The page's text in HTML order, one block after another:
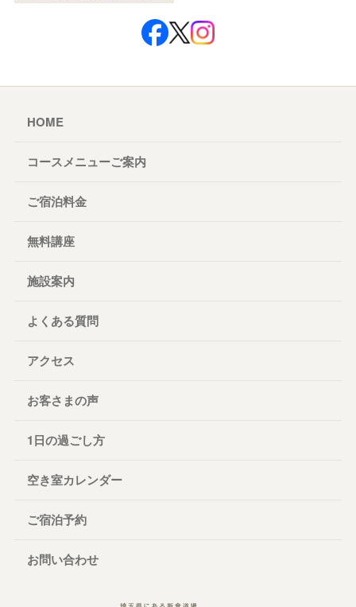
HOME
コースメニューご案内
ご宿泊料金
無料講座
施設案内
よくある質問
アクセス
お客さまの声
1日の過ごし方
空き室カレンダー
ご宿泊予約
お問い合わせ